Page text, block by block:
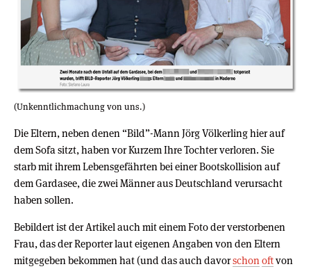
(Unkenntlichmachung von uns.)
Die Eltern, neben denen “Bild”-Mann Jörg Völkerling hier auf
dem Sofa sitzt, haben vor Kurzem Ihre Tochter verloren. Sie
starb mit ihrem Lebensgefährten bei einer Bootskollision auf
dem Gardasee, die zwei Männer aus Deutschland verursacht
haben sollen.
Bebildert ist der Artikel auch mit einem Foto der verstorbenen
Frau, das der Reporter laut eigenen Angaben von den Eltern
mitgegeben bekommen hat (und das auch davorschon oftvon